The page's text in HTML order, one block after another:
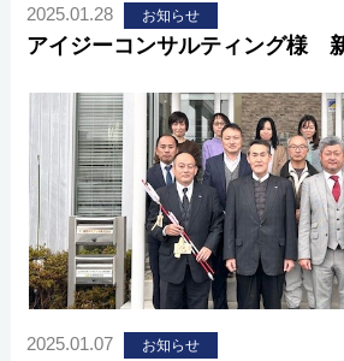
2025.01.28 お知らせ
アイジーコンサルティング様
2025.01.07 お知らせ